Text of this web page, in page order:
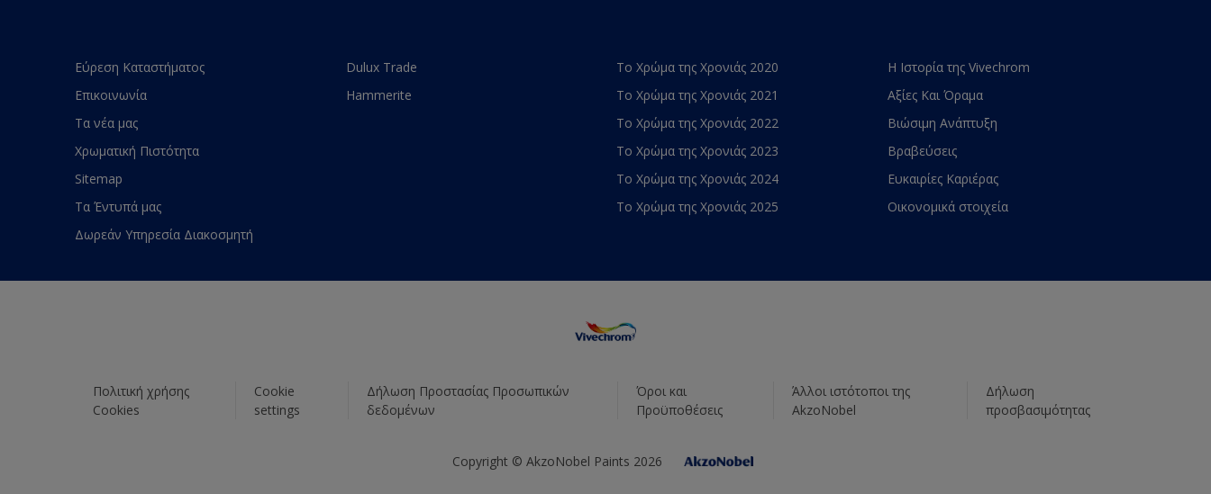
Εύρεση Καταστήματος
Επικοινωνία
Τα νέα μας
Χρωματική Πιστότητα
Sitemap
Τα Έντυπά μας
Δωρεάν Υπηρεσία Διακοσμητή
Dulux Trade
Hammerite
Το Χρώμα της Χρονιάς 2020
Το Χρώμα της Χρονιάς 2021
Το Χρώμα της Χρονιάς 2022
Το Χρώμα της Χρονιάς 2023
Το Χρώμα της Χρονιάς 2024
Το Χρώμα της Χρονιάς 2025
Η Ιστορία της Vivechrom
Αξίες Και Όραμα
Βιώσιμη Ανάπτυξη
Βραβεύσεις
Ευκαιρίες Καριέρας
Οικονομικά στοιχεία
Πολιτική χρήσης
Cookies
Cookie
settings
Δήλωση Προστασίας Προσωπικών
δεδομένων
Όροι και
Προϋποθέσεις
Άλλοι ιστότοποι της
AkzoNobel
Δήλωση
προσβασιμότητας
Copyright © AkzoNobel Paints 2026